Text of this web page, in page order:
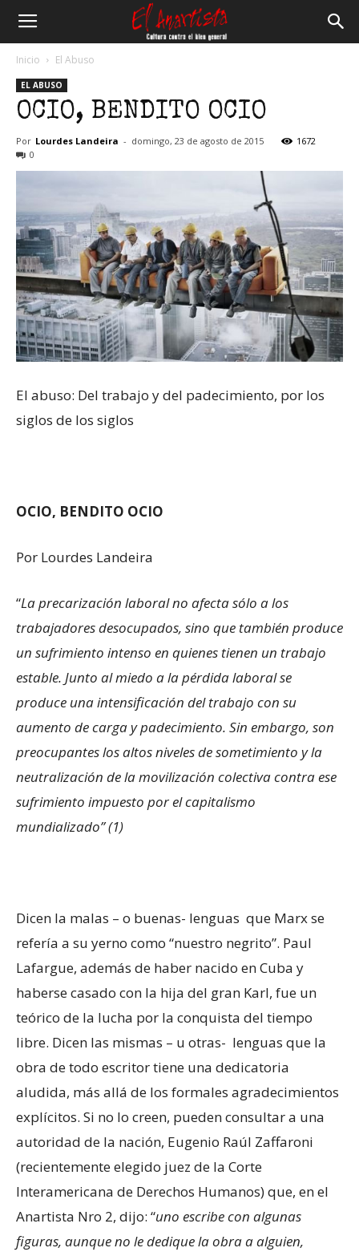
Anartista
Inicio El Abuso
EL ABUSO
OCIO, BENDITO OCIO
Por Lourdes Landeira - domingo, 23 de agosto de 2015
1672
0
El abuso: Del trabajo y del padecimiento, por los
siglos de los siglos
OCIO, BENDITO OCIO
Por Lourdes Landeira
“La precarización laboral no afecta sólo a los
trabajadores desocupados, sino que también produce
un sufrimiento intenso en quienes tienen un trabajo
estable. Junto al miedo a la pérdida laboral se
produce una intensificación del trabajo con su
aumento de carga y padecimiento. Sin embargo, son
preocupantes los altos niveles de sometimiento y la
neutralización de la movilización colectiva contra ese
sufrimiento impuesto por el capitalismo
mundializado” (1)
Dicen la malas – o buenas- lenguas que Marx se
refería a su yerno como “nuestro negrito”. Paul
Lafargue, además de haber nacido en Cuba y
haberse casado con la hija del gran Karl, fue un
teórico de la lucha por la conquista del tiempo
libre. Dicen las mismas – u otras- lenguas que la
obra de todo escritor tiene una dedicatoria
aludida, más allá de los formales agradecimientos
explícitos. Si no lo creen, pueden consultar a una
autoridad de la nación, Eugenio Raúl Zaffaroni
(recientemente elegido juez de la Corte
Interamericana de Derechos Humanos) que, en el
Anartista Nro 2, dijo: “uno escribe con algunas
figuras, aunque no le dedique la obra a alguien,